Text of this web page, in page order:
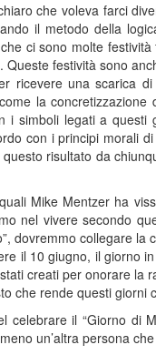
che voleva farci
il metodo della
ci sono molte
festività sono
ricevere una scarica
la
i simboli legati a
con i principi morali
risultato da
Mike Mentzer ha
nel vivere secondo
dovremmo collegare
il 10 giugno, il giorno
creati per onorare la
che rende questi giorni
celebrare il “Giorno di
un’altra persona